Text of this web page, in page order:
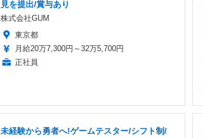
見を提出/賞与あり
株式会社GUM
東京都
月給20万7,300円～32万5,700円
正社員
未経験から勇者へ!ゲームテスター/シフト制/